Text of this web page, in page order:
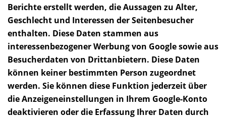
Berichte erstellt werden, die Aussagen zu Alter,
Geschlecht und Interessen der Seitenbesucher
enthalten. Diese Daten stammen aus
interessenbezogener Werbung von Google sowie aus
Besucherdaten von Drittanbietern. Diese Daten
können keiner bestimmten Person zugeordnet
werden. Sie können diese Funktion jederzeit über
die Anzeigeneinstellungen in Ihrem Google-Konto
deaktivieren oder die Erfassung Ihrer Daten durch